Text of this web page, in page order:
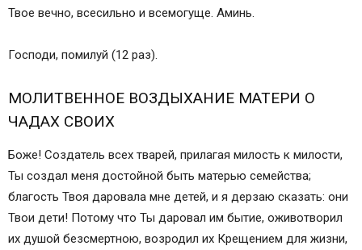
Твое вечно, всесильно и всемогуще. Аминь.
Господи, помилуй (12 раз).
МОЛИТВЕННОЕ ВОЗДЫХАНИЕ МАТЕРИ О
ЧАДАХ СВОИХ
Боже! Создатель всех тварей, прилагая милость к милости,
Ты создал меня достойной быть матерью семейства;
благость Твоя даровала мне детей, и я дерзаю сказать: они
Твои дети! Потому что Ты даровал им бытие, оживотворил
их душой безсмертною, возродил их Крещением для жизни,